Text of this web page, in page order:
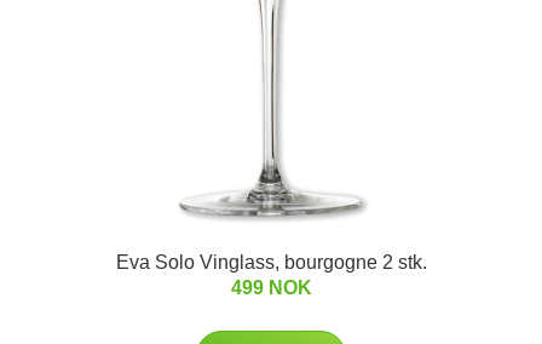
Eva Solo Vinglass, bourgogne 2 stk.
499 NOK